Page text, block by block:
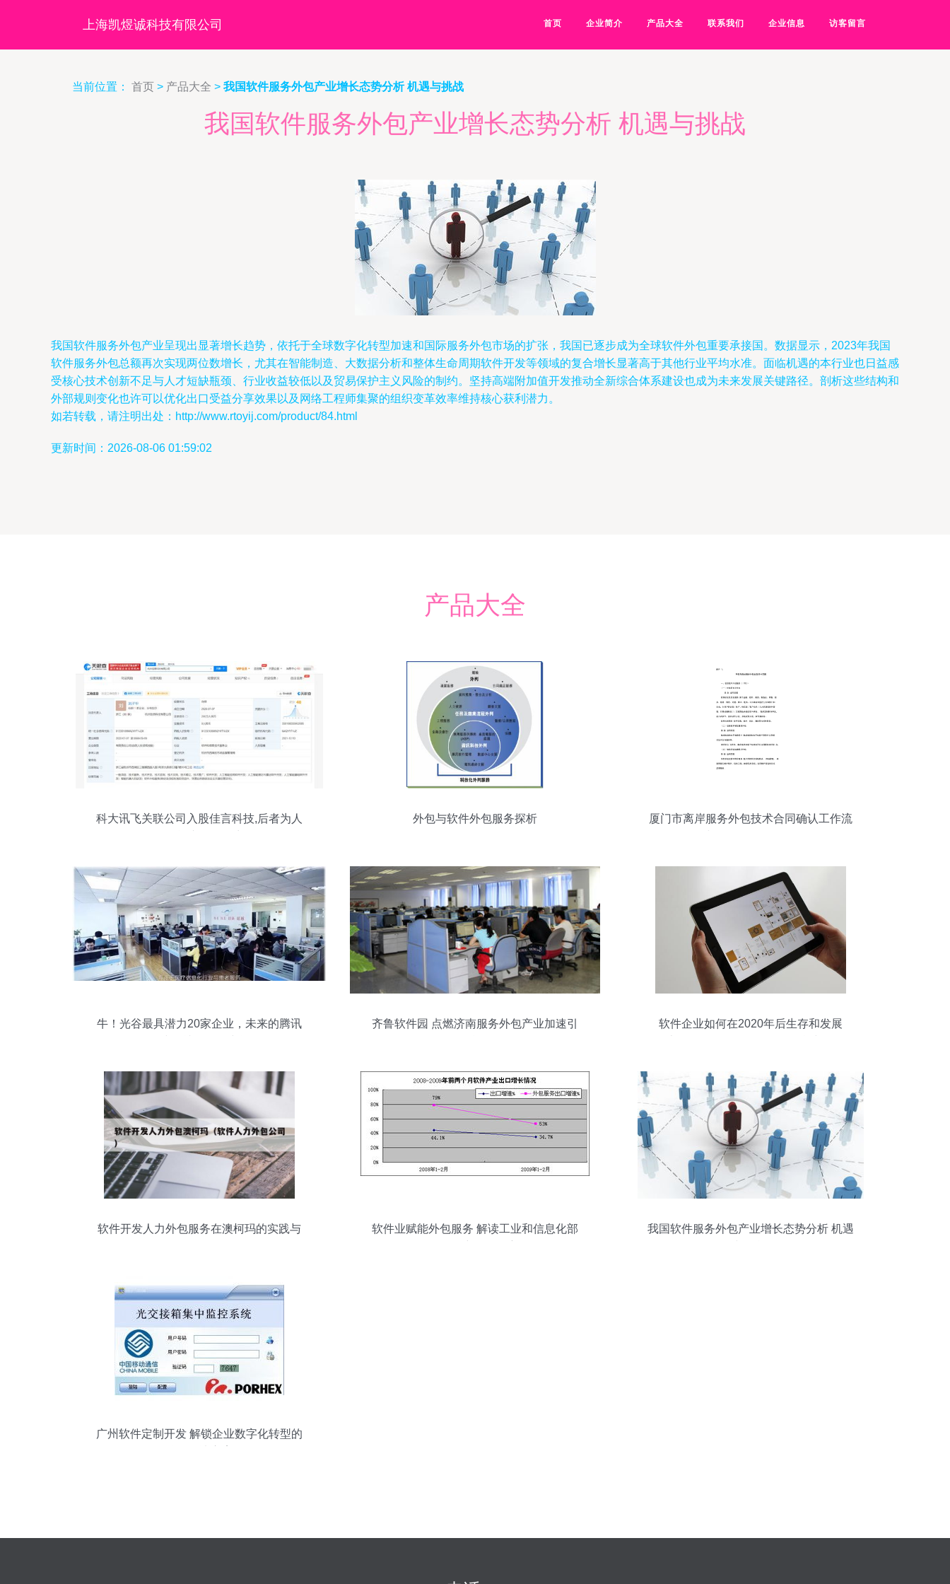
上海凯煜诚科技有限公司 首页 企业简介 产品大全 联系我们 企业信息 访客留言
当前位置： 首页 > 产品大全 > 我国软件服务外包产业增长态势分析 机遇与挑战
我国软件服务外包产业增长态势分析 机遇与挑战
我国软件服务外包产业呈现出显著增长趋势，依托于全球数字化转型加速和国际服务外包市场的扩张，我国已逐步成为全球软件外包重要承接国。数据显示，2023年我国
软件服务外包总额再次实现两位数增长，尤其在智能制造、大数据分析和整体生命周期软件开发等领域的复合增长显著高于其他行业平均水准。面临机遇的本行业也日益感
受核心技术创新不足与人才短缺瓶颈、行业收益较低以及贸易保护主义风险的制约。坚持高端附加值开发推动全新综合体系建设也成为未来发展关键路径。剖析这些结构和
外部规则变化也许可以优化出口受益分享效果以及网络工程师集聚的组织变革效率维持核心获利潜力。
如若转载，请注明出处：http://www.rtoyij.com/product/84.html
更新时间：2026-08-06 01:59:02
产品大全
科大讯飞关联公司入股佳言科技,后者为人
外包与软件外包服务探析
厦门市离岸服务外包技术合同确认工作流
牛！光谷最具潜力20家企业，未来的腾讯
齐鲁软件园 点燃济南服务外包产业加速引
软件企业如何在2020年后生存和发展
软件开发人力外包服务在澳柯玛的实践与
软件业赋能外包服务 解读工业和信息化部
我国软件服务外包产业增长态势分析 机遇
广州软件定制开发 解锁企业数字化转型的